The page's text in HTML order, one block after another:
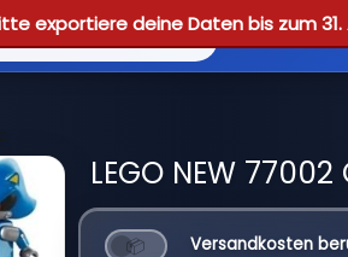
exportiere deine Daten bis zum 31.
LEGO NEW
Versandkosten